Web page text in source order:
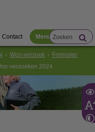
Contact Menu
Woo-verzoek
Formulier
verzoeken 2024